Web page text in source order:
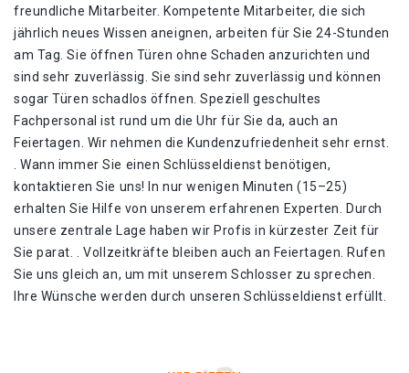
freundliche Mitarbeiter. Kompetente Mitarbeiter, die sich
jährlich neues Wissen aneignen, arbeiten für Sie 24-Stunden
am Tag. Sie öffnen Türen ohne Schaden anzurichten und
sind sehr zuverlässig. Sie sind sehr zuverlässig und können
sogar Türen schadlos öffnen. Speziell geschultes
Fachpersonal ist rund um die Uhr für Sie da, auch an
Feiertagen. Wir nehmen die Kundenzufriedenheit sehr ernst.
. Wann immer Sie einen Schlüsseldienst benötigen,
kontaktieren Sie uns! In nur wenigen Minuten (15–25)
erhalten Sie Hilfe von unserem erfahrenen Experten. Durch
unsere zentrale Lage haben wir Profis in kürzester Zeit für
Sie parat. . Vollzeitkräfte bleiben auch an Feiertagen. Rufen
Sie uns gleich an, um mit unserem Schlosser zu sprechen.
Ihre Wünsche werden durch unseren Schlüsseldienst erfüllt.